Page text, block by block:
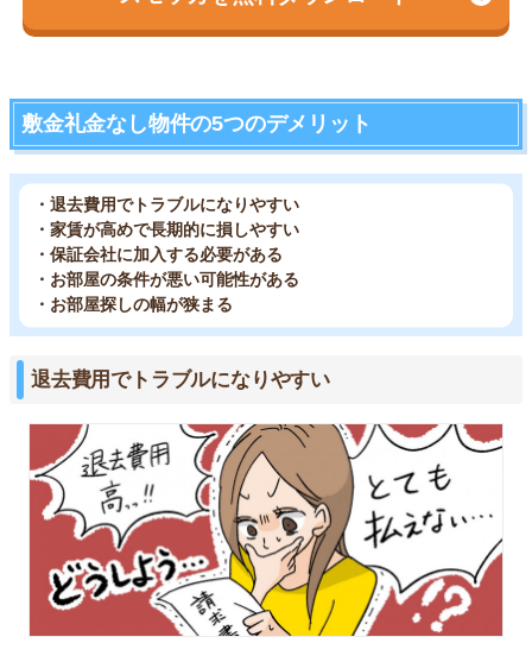
敷金礼金なし物件の5つのデメリット
・退去費用でトラブルになりやすい
・家賃が高めで長期的に損しやすい
・保証会社に加入する必要がある
・お部屋の条件が悪い可能性がある
・お部屋探しの幅が狭まる
退去費用でトラブルになりやすい